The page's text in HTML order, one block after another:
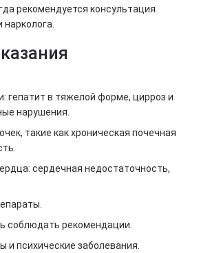
рекомендуется консультация
гепатит в тяжелой форме, цирроз и
нарушения.
такие как хроническая почечная
сердечная недостаточность,
соблюдать рекомендации.
и психические заболевания.